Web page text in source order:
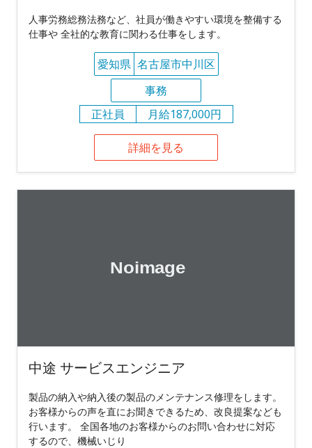
人事労務総務法務など、社員が働きやすい環境を整備する
仕事や 全社的な教育に関わる仕事をします。
愛知県 名古屋市中川区
事務
正社員
月給187,000円
詳細を見る
中途 サービスエンジニア
製品の納入や納入後の製品のメンテナンス修理をします。
お客様からの声を直にお聞きできるため、改良提案なども
行います。 全国各地のお客様からのお問い合わせに対応
するので、機械いじり